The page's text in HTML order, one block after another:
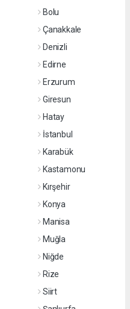
Bolu
Çanakkale
Denizli
Edirne
Erzurum
Giresun
Hatay
İstanbul
Karabük
Kastamonu
Kırşehir
Konya
Manisa
Muğla
Niğde
Rize
Siirt